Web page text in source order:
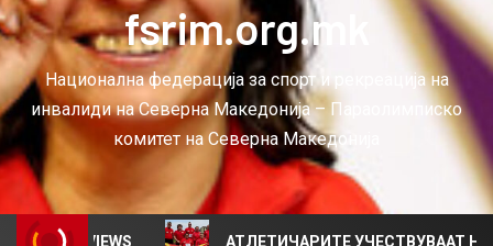
fsrim.org.mk
Национална федерација за спорт и рекреација на
инвалиди на Северна Македонија – Параолимписко
комитет на Северна Македонија
за VIEWS АТЛЕТИЧАРИТЕ УЧЕСТВУВААТ НА